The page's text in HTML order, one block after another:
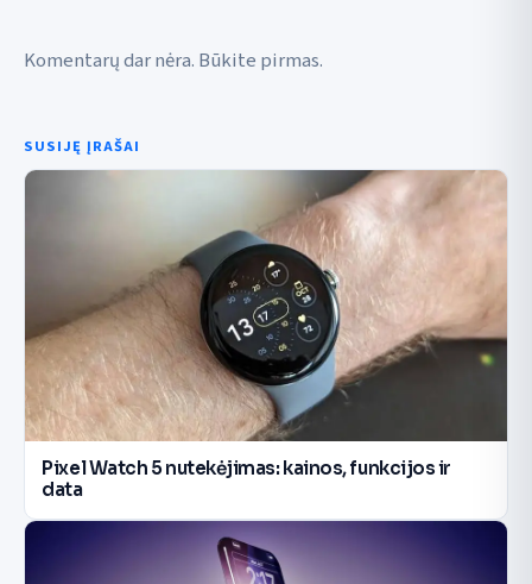
Komentarų dar nėra. Būkite pirmas.
SUSIJĘ ĮRAŠAI
Pixel Watch 5 nutekėjimas: kainos, funkcijos ir
data